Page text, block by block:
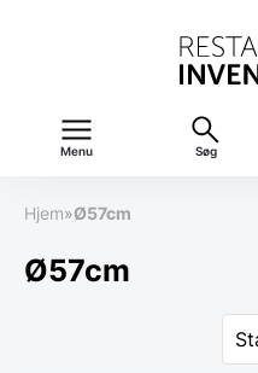
Menu Søg
Hjem»Ø57cm
Ø57cm